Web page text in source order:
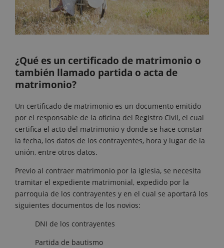
¿Qué es un certificado de matrimonio o
también llamado partida o acta de
matrimonio?
Un certificado de matrimonio es un documento emitido
por el responsable de la oficina del Registro Civil, el cual
certifica el acto del matrimonio y donde se hace constar
la fecha, los datos de los contrayentes, hora y lugar de la
unión, entre otros datos.
Previo al contraer matrimonio por la iglesia, se necesita
tramitar el expediente matrimonial, expedido por la
parroquia de los contrayentes y en el cual se aportará los
siguientes documentos de los novios:
DNI de los contrayentes
Partida de bautismo